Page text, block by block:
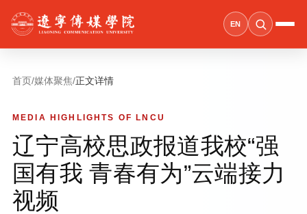
EN
首页/媒体聚焦/正文详情
MEDIA HIGHLIGHTS OF LNCU
辽宁高校思政报道我校“强
国有我 青春有为”云端接力
视频